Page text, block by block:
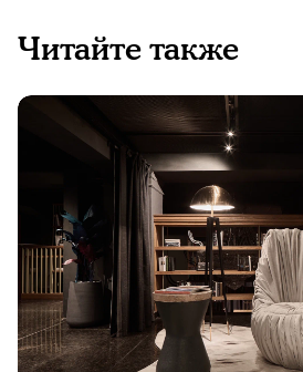
Читайте также